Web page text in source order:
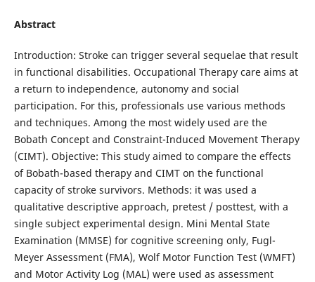
Abstract
Introduction: Stroke can trigger several sequelae that result
in functional disabilities. Occupational Therapy care aims at
a return to independence, autonomy and social
participation. For this, professionals use various methods
and techniques. Among the most widely used are the
Bobath Concept and Constraint-Induced Movement Therapy
(CIMT). Objective: This study aimed to compare the effects
of Bobath-based therapy and CIMT on the functional
capacity of stroke survivors. Methods: it was used a
qualitative descriptive approach, pretest / posttest, with a
single subject experimental design. Mini Mental State
Examination (MMSE) for cognitive screening only, Fugl-
Meyer Assessment (FMA), Wolf Motor Function Test (WMFT)
and Motor Activity Log (MAL) were used as assessment